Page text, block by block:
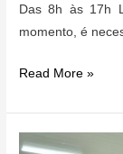
Das 8h às 17h
momento, é
Eleições
o
Conselho
Read More »